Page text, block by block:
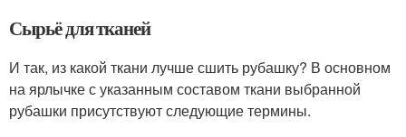
Сырьё для тканей
И так, из какой ткани лучше сшить рубашку? В основном
на ярлычке с указанным составом ткани выбранной
рубашки присутствуют следующие термины.